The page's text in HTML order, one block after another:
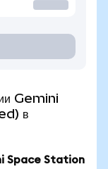
Gemini
в
Space Station